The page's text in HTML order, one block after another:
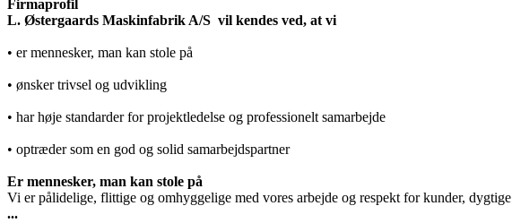
Firmaprofil
L. Østergaards Maskinfabrik A/S vil kendes ved, at vi
• er mennesker, man kan stole på
• ønsker trivsel og udvikling
• har høje standarder for projektledelse og professionelt samarbejde
• optræder som en god og solid samarbejdspartner
Er mennesker, man kan stole på
Vi er pålidelige, flittige og omhyggelige med vores arbejde og respekt for kunder, dygtige
...